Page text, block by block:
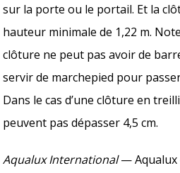
sur la porte ou le portail. Et la
hauteur minimale de 1,22 m.
clôture ne peut pas avoir de
servir de marchepied pour
Dans le cas d’une clôture en
peuvent pas dépasser 4,5 cm.
Aqualux International— Aqualux